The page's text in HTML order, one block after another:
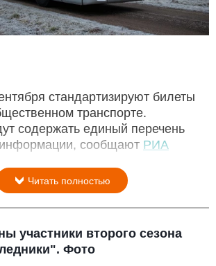
стандартизируют билеты
транспорте.
содержать единый перечень
сообщают РИА
Читать полностью
участники второго сезона
Фото